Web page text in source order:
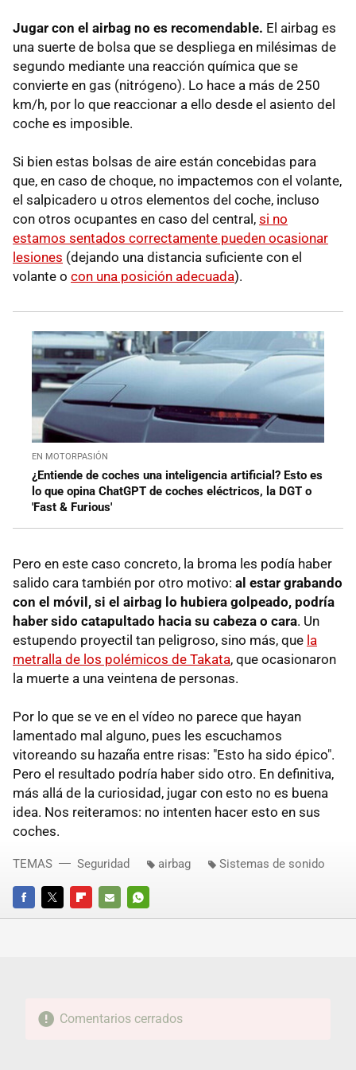
Jugar con el airbag no es recomendable. El airbag es
una suerte de bolsa que se despliega en milésimas de
segundo mediante una reacción química que se
convierte en gas (nitrógeno). Lo hace a más de 250
km/h, por lo que reaccionar a ello desde el asiento del
coche es imposible.
Si bien estas bolsas de aire están concebidas para
que, en caso de choque, no impactemos con el volante,
el salpicadero u otros elementos del coche, incluso
con otros ocupantes en caso del central, si no
estamos sentados correctamente pueden ocasionar
lesiones (dejando una distancia suficiente con el
volante o con una posición adecuada).
EN MOTORPASIÓN
¿Entiende de coches una inteligencia artificial? Esto es
lo que opina ChatGPT de coches eléctricos, la DGT o
'Fast & Furious'
Pero en este caso concreto, la broma les podía haber
salido cara también por otro motivo: al estar grabando
con el móvil, si el airbag lo hubiera golpeado, podría
haber sido catapultado hacia su cabeza o cara. Un
estupendo proyectil tan peligroso, sino más, que la
metralla de los polémicos de Takata, que ocasionaron
la muerte a una veintena de personas.
Por lo que se ve en el vídeo no parece que hayan
lamentado mal alguno, pues les escuchamos
vitoreando su hazaña entre risas: "Esto ha sido épico".
Pero el resultado podría haber sido otro. En definitiva,
más allá de la curiosidad, jugar con esto no es buena
idea. Nos reiteramos: no intenten hacer esto en sus
coches.
FACEBOOKTWITTERFLIPBOARD
E-
WHATSAPP
TEMAS Seguridad airbag Sistemas de sonido
Comentarios cerrados